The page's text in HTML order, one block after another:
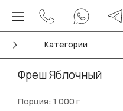
Категории
Фреш Яблочный
Порция: 1 000 г